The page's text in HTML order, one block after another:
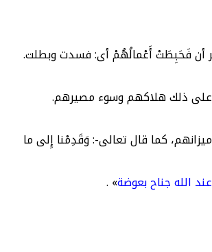
أن فَحَبِطَتْ أَعْمالُهُمْ أى: فسدت وبطلت.
على ذلك هلاكهم وسوء مصيرهم.
كما قال تعالى-: وَقَدِمْنا إِلى ما
الله جناح بعوضة» .